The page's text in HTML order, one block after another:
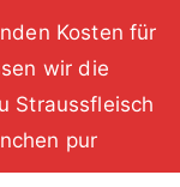
Kosten für
wir die
Straussfleisch
pur